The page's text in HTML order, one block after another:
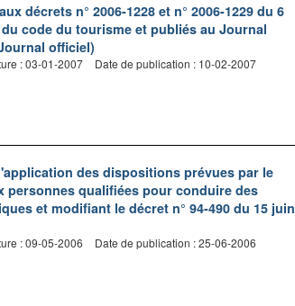
décrets n° 2006-1228 et n° 2006-1229 du 6
code du tourisme et publiés au Journal
officiel)
: 03-01-2007 Date de publication : 10-02-2007
des dispositions prévues par le
personnes qualifiées pour conduire des
et modifiant le décret n° 94-490 du 15 juin
: 09-05-2006 Date de publication : 25-06-2006